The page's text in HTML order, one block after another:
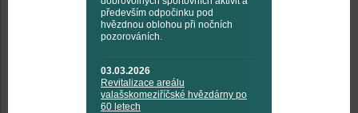
především odpočinku pod
hvězdnou oblohou při nočních
pozorováních.
03.03.2026
Revitalizace areálu
valašskomeziříčské hvězdárny po
60 letech